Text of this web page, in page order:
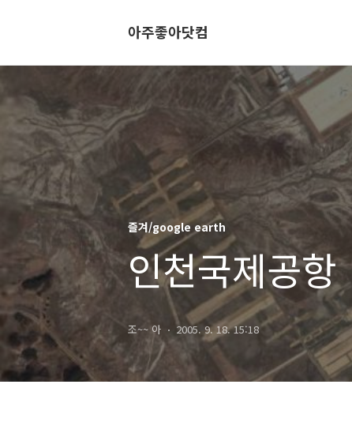
아주좋아닷컴
즐겨/google earth
인천국제공항
조~~ 아 2005. 9. 18. 15:18